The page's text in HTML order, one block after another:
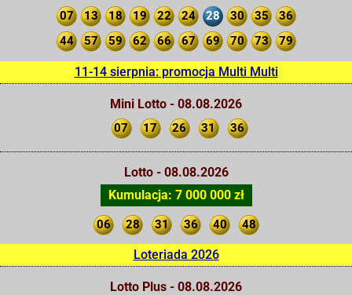
07 13 18 19 22 24 28 30 35
36
44
57 59 62 66 67 69 70 73 79
11-14 sierpnia: promocja Multi Multi
Mini Lotto - 08.08.2026
07 17 26 31 36
Lotto - 08.08.2026
Kumulacja: 7 000 000 zł
06 28 31 36 40 48
Loteriada 2026
Lotto Plus - 08.08.2026